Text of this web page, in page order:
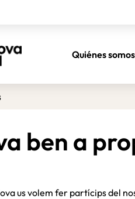
Quiénes somos
ben a
us volem fer partícips del